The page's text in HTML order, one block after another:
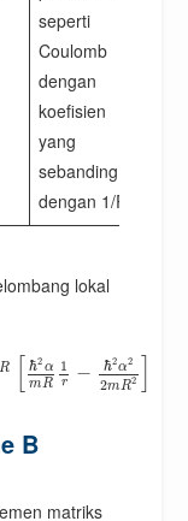
seperti
Coulomb
dengan
koefisien
yang
sebanding
dengan 1/R.
lokal
R ℏ2 α
mR
1
r − ℏ2α2
2mR2
B
matriks